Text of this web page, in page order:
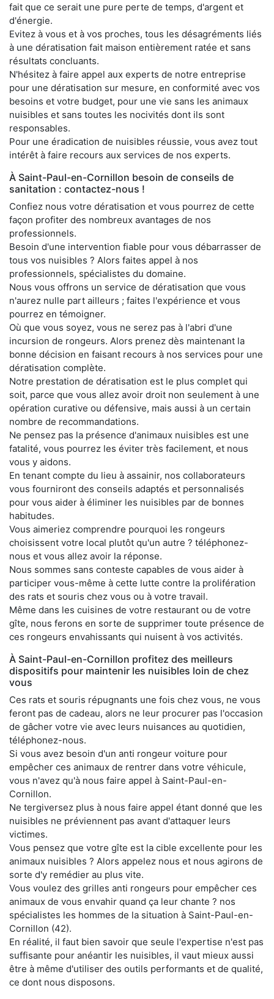
fait que ce serait une pure perte de temps, d'argent et
d'énergie.
Evitez à vous et à vos proches, tous les désagréments liés
à une dératisation fait maison entièrement ratée et sans
résultats concluants.
N'hésitez à faire appel aux experts de notre entreprise
pour une dératisation sur mesure, en conformité avec vos
besoins et votre budget, pour une vie sans les animaux
nuisibles et sans toutes les nocivités dont ils sont
responsables.
Pour une éradication de nuisibles réussie, vous avez tout
intérêt à faire recours aux services de nos experts.
À Saint-Paul-en-Cornillon besoin de conseils de
sanitation : contactez-nous !
Confiez nous votre dératisation et vous pourrez de cette
façon profiter des nombreux avantages de nos
professionnels.
Besoin d'une intervention fiable pour vous débarrasser de
tous vos nuisibles ? Alors faites appel à nos
professionnels, spécialistes du domaine.
Nous vous offrons un service de dératisation que vous
n'aurez nulle part ailleurs ; faites l'expérience et vous
pourrez en témoigner.
Où que vous soyez, vous ne serez pas à l'abri d'une
incursion de rongeurs. Alors prenez dès maintenant la
bonne décision en faisant recours à nos services pour une
dératisation complète.
Notre prestation de dératisation est le plus complet qui
soit, parce que vous allez avoir droit non seulement à une
opération curative ou défensive, mais aussi à un certain
nombre de recommandations.
Ne pensez pas la présence d'animaux nuisibles est une
fatalité, vous pourrez les éviter très facilement, et nous
vous y aidons.
En tenant compte du lieu à assainir, nos collaborateurs
vous fourniront des conseils adaptés et personnalisés
pour vous aider à éliminer les nuisibles par de bonnes
habitudes.
Vous aimeriez comprendre pourquoi les rongeurs
choisissent votre local plutôt qu'un autre ? téléphonez-
nous et vous allez avoir la réponse.
Nous sommes sans conteste capables de vous aider à
participer vous-même à cette lutte contre la prolifération
des rats et souris chez vous ou à votre travail.
Même dans les cuisines de votre restaurant ou de votre
gîte, nous ferons en sorte de supprimer toute présence de
ces rongeurs envahissants qui nuisent à vos activités.
À Saint-Paul-en-Cornillon profitez des meilleurs
dispositifs pour maintenir les nuisibles loin de chez
vous
Ces rats et souris répugnants une fois chez vous, ne vous
feront pas de cadeau, alors ne leur procurer pas l'occasion
de gâcher votre vie avec leurs nuisances au quotidien,
téléphonez-nous.
Si vous avez besoin d'un anti rongeur voiture pour
empêcher ces animaux de rentrer dans votre véhicule,
vous n'avez qu'à nous faire appel à Saint-Paul-en-
Cornillon.
Ne tergiversez plus à nous faire appel étant donné que les
nuisibles ne préviennent pas avant d'attaquer leurs
victimes.
Vous pensez que votre gîte est la cible excellente pour les
animaux nuisibles ? Alors appelez nous et nous agirons de
sorte d'y remédier au plus vite.
Vous voulez des grilles anti rongeurs pour empêcher ces
animaux de vous envahir quand ça leur chante ? nos
spécialistes les hommes de la situation à Saint-Paul-en-
Cornillon (42).
En réalité, il faut bien savoir que seule l'expertise n'est pas
suffisante pour anéantir les nuisibles, il vaut mieux aussi
être à même d'utiliser des outils performants et de qualité,
ce dont nous disposons.